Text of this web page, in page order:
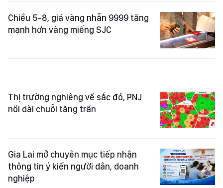
Chiều 5-8, giá vàng nhẫn 9999 tăng
mạnh hơn vàng miếng SJC
Thị trường nghiêng về sắc đỏ, PNJ
nối dài chuỗi tăng trần
Gia Lai mở chuyên mục tiếp nhận
thông tin ý kiến người dân, doanh
nghiệp